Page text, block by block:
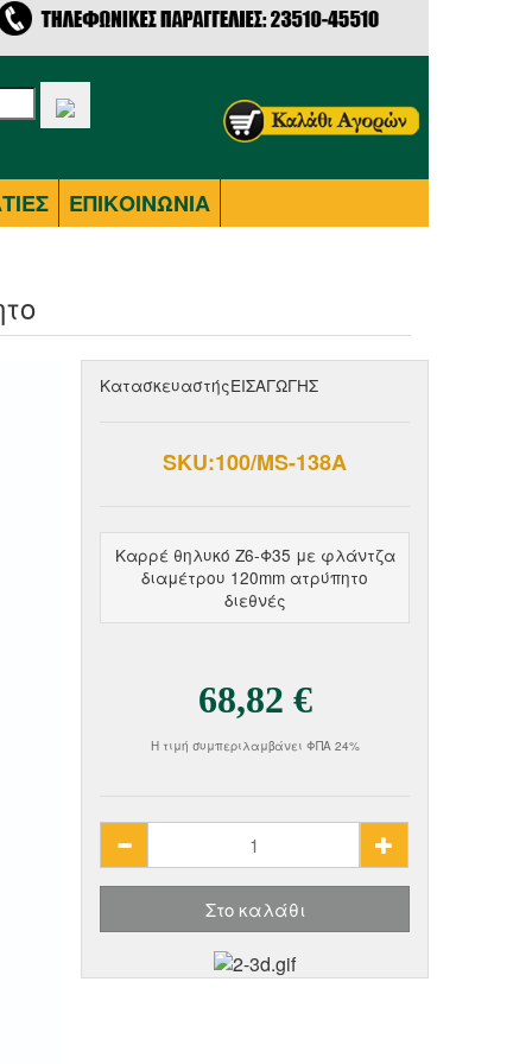
ΕΠΙΚΟΙΝΩΝΙΑ
ΚατασκευαστήςΕΙΣΑΓΩΓΗΣ
SKU:100/MS-138A
Καρρέ θηλυκό Ζ6-Φ35 με φλάντζα
διαμέτρου 120mm ατρύπητο
διεθνές
Τιμή πώλησης68,82 €
Η τιμή συμπεριλαμβάνει ΦΠΑ 24%